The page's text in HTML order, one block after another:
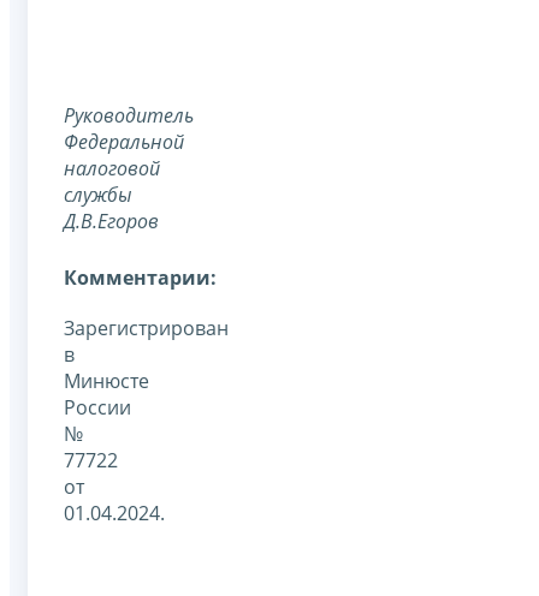
Руководитель
Федеральной
налоговой
службы
Д.В.Егоров
Комментарии:
Зарегистрирован
в
Минюсте
России
№
77722
от
01.04.2024.